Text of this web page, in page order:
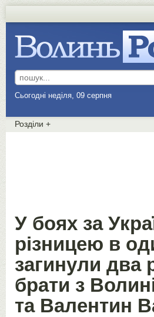
Сьогодні неділя, 09 серпня
Розділи +
У боях за
різницею в
загинули два
брати з
та Валентин